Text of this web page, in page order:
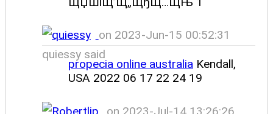
on 2023-Jun-15 00:52:31
quiessy said
propecia online australia Kendall,
USA 2022 06 17 22 24 19
on 2023-Jul-14 13:26:26